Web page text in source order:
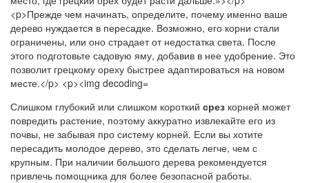
Слишком глубокий или слишком короткий срез корней может
повредить растение, поэтому аккуратно извлекайте его из
почвы, не забывая про систему корней. Если вы хотите
пересадить молодое дерево, это сделать легче, чем с
крупным. При наличии большого дерева рекомендуется
привлечь помощника для более безопасной работы.